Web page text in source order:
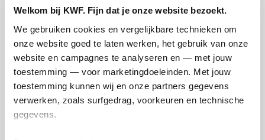
Welkom bij KWF. Fijn dat je onze website bezoekt.
We gebruiken cookies en vergelijkbare technieken om
onze website goed te laten werken, het gebruik van onze
website en campagnes te analyseren en — met jouw
toestemming — voor marketingdoeleinden. Met jouw
toestemming kunnen wij en onze partners gegevens
verwerken, zoals surfgedrag, voorkeuren en technische
gegevens.
Isabel's badges